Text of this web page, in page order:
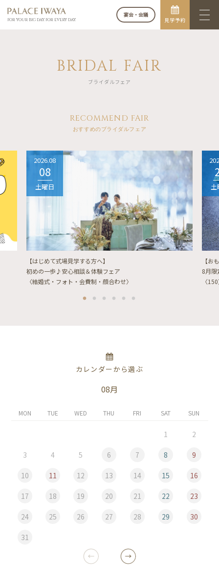
FOR YOUR BIG DAY. FOR EVERY DAY.
宴会・会議
見学予約
BRIDAL FAIR
ブライダルフェア
RECOMMEND FAIR
おすすめのブライダルフェア
2026.08
08
土曜日
【はじめて式場見学する方へ】
初めの一歩♪安心相談＆体験フェア
〈結婚式・フォト・会費制・顔合わせ〉
土
【お
8月限
〈
カレンダーから選ぶ
08月
MON TUE WED THU FRI SAT SUN
1 2
3 4 5 6 7 8 9
10 11 12 13 14 15 16
17 18 19 20 21 22 23
24 25 26 27 28 29 30
31